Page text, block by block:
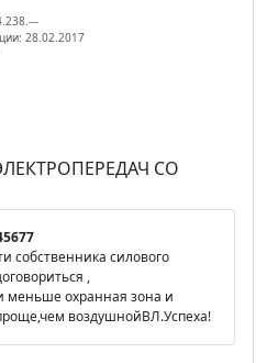
28.02.2017
СО
собственника силового
,
меньше охранная зона и
воздушнойВЛ.Успеха!